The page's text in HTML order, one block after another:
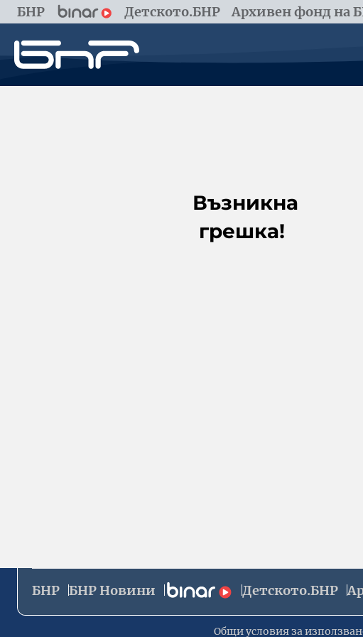
БНР Детското.БНР Архивен фонд на
Възникна
грешка!
БНР БНР Новини Детското.БНР
Общи условия за